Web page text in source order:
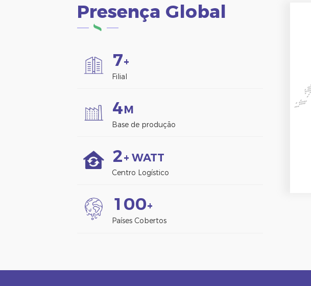
Presença Global
7+
Filial
4M
Base de produção
2+ WATT
Centro Logístico
1 00+
Países Cobertos